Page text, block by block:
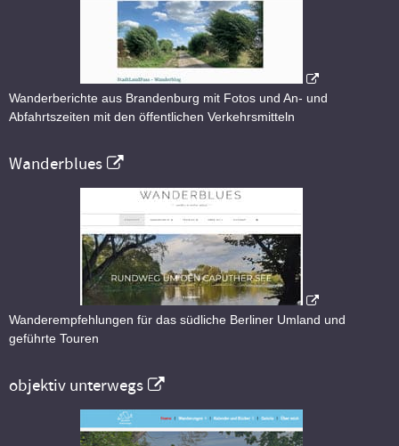
Wanderberichte aus Brandenburg mit Fotos und An- und
Abfahrtszeiten mit den öffentlichen Verkehrsmitteln
Wanderblues
Wanderempfehlungen für das südliche Berliner Umland und
geführte Touren
objektiv unterwegs